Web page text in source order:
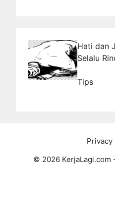
Hati dan
Selalu
Tips
Privacy
© 2026 KerjaLagi.com